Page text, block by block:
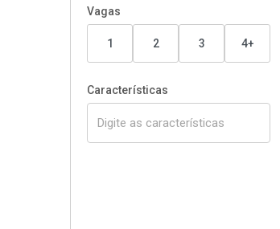
Vagas
1 2 3 4+
Características